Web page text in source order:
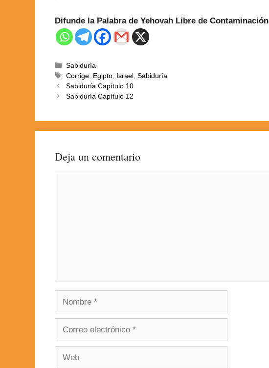
Difunde la Palabra de Yehovah Libre de Contaminación
Sabiduría
Corrige Egipto Israel ,Sabiduría
Sabiduría Capítulo 10
Sabiduría Capítulo 12
Deja un comentario